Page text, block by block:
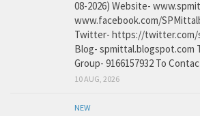
08-2026) Website-
www.facebook.com/
Twitter- https://twitter.com/
Blog- spmittal.blogspot.com
Group- 9166157932 To
10 AUG, 2026
NEW